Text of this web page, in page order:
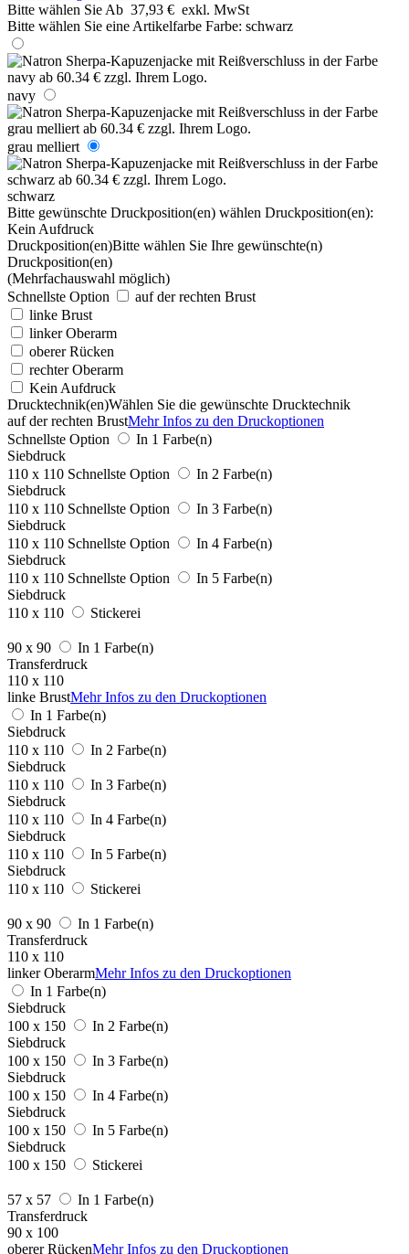
Bitte wählen Sie Ab 37,93 € exkl. MwSt
Bitte wählen Sie eine Artikelfarbe Farbe: schwarz
navy
grau melliert
schwarz
Bitte gewünschte Druckposition(en) wählen Druckposition(en):
Kein Aufdruck
Druckposition(en)Bitte wählen Sie Ihre gewünschte(n)
Druckposition(en)
(Mehrfachauswahl möglich)
Schnellste Option
auf der rechten Brust
linke Brust
linker Oberarm
oberer Rücken
rechter Oberarm
Kein Aufdruck
Drucktechnik(en)Wählen Sie die gewünschte Drucktechnik
auf der rechten BrustMehr Infos zu den Druckoptionen
Schnellste Option
In 1 Farbe(n)
Siebdruck
110 x 110 Schnellste Option
In 2 Farbe(n)
Siebdruck
110 x 110 Schnellste Option
In 3 Farbe(n)
Siebdruck
110 x 110 Schnellste Option
In 4 Farbe(n)
Siebdruck
110 x 110 Schnellste Option
In 5 Farbe(n)
Siebdruck
110 x 110
Stickerei
90 x 90
In 1 Farbe(n)
Transferdruck
110 x 110
linke BrustMehr Infos zu den Druckoptionen
In 1 Farbe(n)
Siebdruck
110 x 110
In 2 Farbe(n)
Siebdruck
110 x 110
In 3 Farbe(n)
Siebdruck
110 x 110
In 4 Farbe(n)
Siebdruck
110 x 110
In 5 Farbe(n)
Siebdruck
110 x 110
Stickerei
90 x 90
In 1 Farbe(n)
Transferdruck
110 x 110
linker OberarmMehr Infos zu den Druckoptionen
In 1 Farbe(n)
Siebdruck
100 x 150
In 2 Farbe(n)
Siebdruck
100 x 150
In 3 Farbe(n)
Siebdruck
100 x 150
In 4 Farbe(n)
Siebdruck
100 x 150
In 5 Farbe(n)
Siebdruck
100 x 150
Stickerei
57 x 57
In 1 Farbe(n)
Transferdruck
90 x 100
oberer RückenMehr Infos zu den Druckoptionen